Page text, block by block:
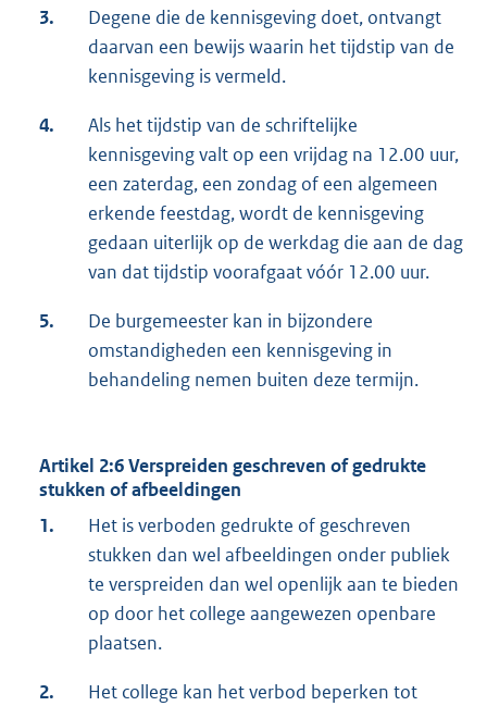
3.
Degene die de kennisgeving doet, ontvangt
daarvan een bewijs waarin het tijdstip van de
kennisgeving is vermeld.
4.
Als het tijdstip van de schriftelijke
kennisgeving valt op een vrijdag na 12.00 uur,
een zaterdag, een zondag of een algemeen
erkende feestdag, wordt de kennisgeving
gedaan uiterlijk op de werkdag die aan de dag
van dat tijdstip voorafgaat vóór 12.00 uur.
5.
De burgemeester kan in bijzondere
omstandigheden een kennisgeving in
behandeling nemen buiten deze termijn.
Artikel 2:6 Verspreiden geschreven of gedrukte
stukken of afbeeldingen
1.
Het is verboden gedrukte of geschreven
stukken dan wel afbeeldingen onder publiek
te verspreiden dan wel openlijk aan te bieden
op door het college aangewezen openbare
plaatsen.
2.
Het college kan het verbod beperken tot